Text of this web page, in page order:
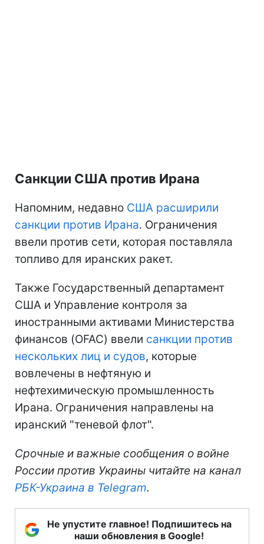
Санкции США против Ирана
Напомним, недавно США расширили
санкции против Ирана. Ограничения
ввели против сети, которая поставляла
топливо для иранских ракет.
Также Государственный департамент
США и Управление контроля за
иностранными активами Министерства
финансов (OFAC) ввели санкции против
нескольких лиц и судов, которые
вовлечены в нефтяную и
нефтехимическую промышленность
Ирана. Ограничения направлены на
иранский "теневой флот".
Срочные и важные сообщения о войне
России против Украины читайте на канал
РБК-Украина в Telegram.
Не упустите главное! Подпишитесь на
наши обновления в Google!